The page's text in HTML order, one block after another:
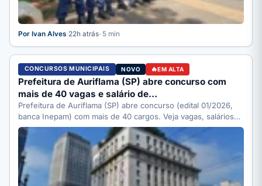
Por Ivan Alves·22h atrás· 5 min
CONCURSOS MUNICIPAIS NOVO EM ALTA
Prefeitura de Auriflama (SP) abre concurso com
mais de 40 vagas e salário de…
Prefeitura de Auriflama (SP) abre concurso (edital 01/2026,
banca Inepam) com mais de 40 cargos. Veja vagas, salários…